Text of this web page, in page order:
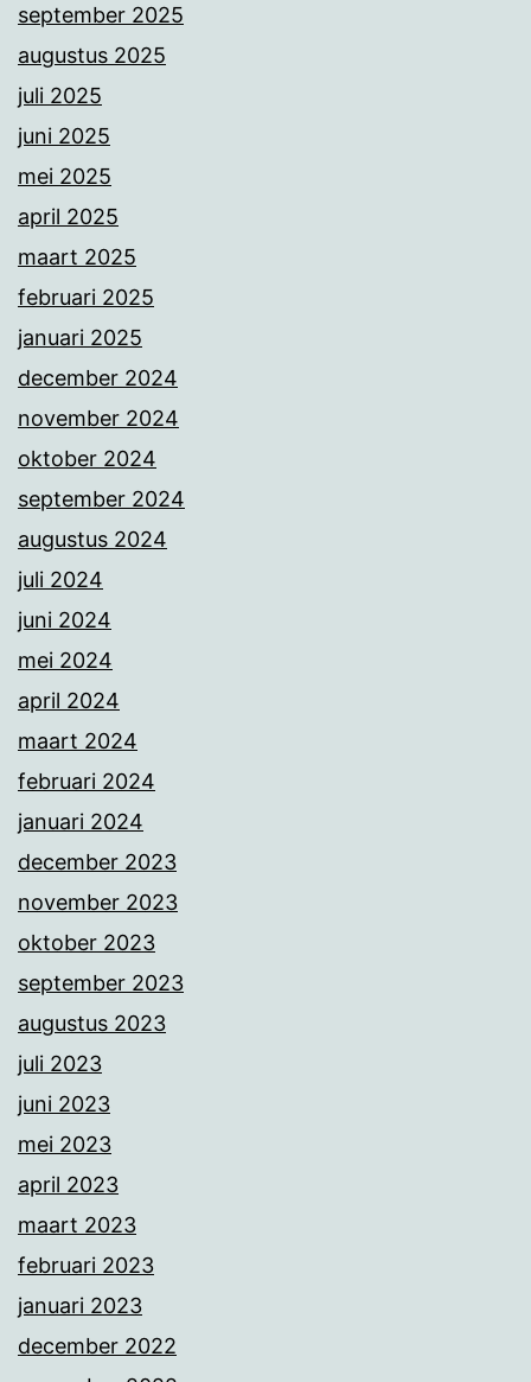
september 2025
augustus 2025
juli 2025
juni 2025
mei 2025
april 2025
maart 2025
februari 2025
januari 2025
december 2024
november 2024
oktober 2024
september 2024
augustus 2024
juli 2024
juni 2024
mei 2024
april 2024
maart 2024
februari 2024
januari 2024
december 2023
november 2023
oktober 2023
september 2023
augustus 2023
juli 2023
juni 2023
mei 2023
april 2023
maart 2023
februari 2023
januari 2023
december 2022